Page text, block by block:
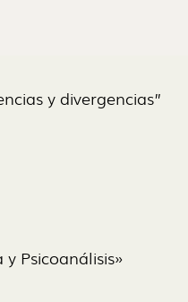
y divergencias”
Psicoanálisis»